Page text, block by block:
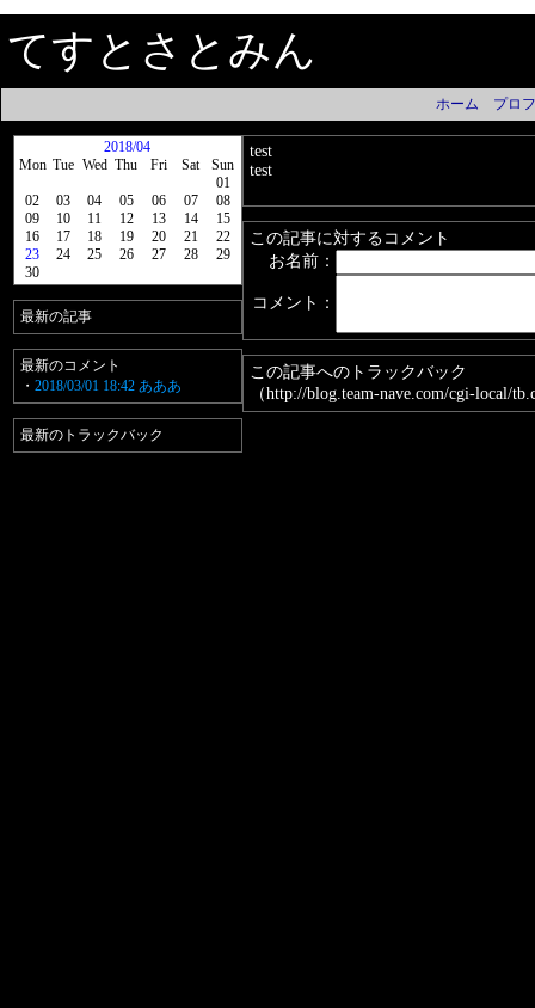
てすとさとみん
ホーム プロ
2018/04
Mon Tue Wed Thu Fri Sat
Sun
01
02
03 04 05 06 07
08
09
10 11 12 13 14
15
16
17 18 19 20 21
22
23
24 25 26 27 28
29
30
最新の記事
最新のコメント
・ 2018/03/01 18:42 あああ
最新のトラックバック
test
test
この記事に対するコメント
お名前：
コメント：
この記事へのトラックバック
（http://blog.team-nave.com/cgi-local/